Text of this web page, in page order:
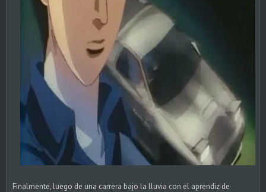
Finalmente, luego de una carrera bajo la lluvia con el aprendiz de